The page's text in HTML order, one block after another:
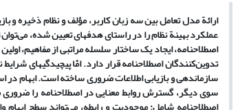
ارائة مدل تعامل بین سه زبان کاربر، مؤلف و نظام ذخیره و
عملکرد بهینة نظام را در راستای هدفهای تعیین شده،
اصطلاحنامه، ایجاد یک ساختار سلسله مراتبی از مفاهیم،
تدوین‌کنندگان اصطلاحنامه قرار دارد. امّا پیچیدگیهای
سازماندهی و بازیابی اطلاعات ضروری ساخته‌ است. ابهام در
سوی دیگر، گسترش روابط معنایی در اصطلاحنامه را